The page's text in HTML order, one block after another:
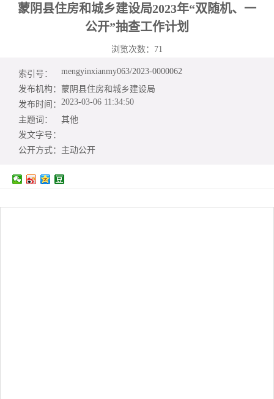
蒙阴县住房和城乡建设局2023年“双随机、一
公开”抽查工作计划
浏览次数： 71
索引号：
mengyinxianmy063/2023-0000062
发布机构： 蒙阴县住房和城乡建设局
发布时间： 2023-03-06 11:34:50
主题词：
其他
发文字号：
公开方式： 主动公开